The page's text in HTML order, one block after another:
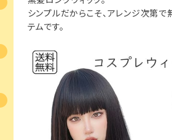
シンプルだからこそ、アレンジ次第で
テムです。